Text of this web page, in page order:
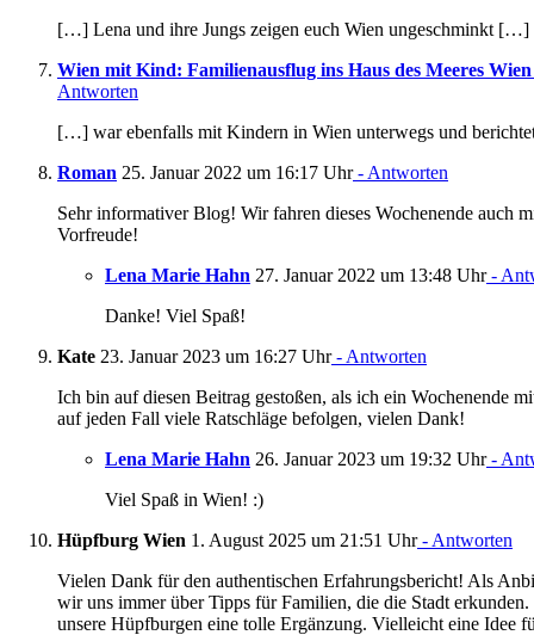
[…] Lena und ihre Jungs zeigen euch Wien ungeschminkt […]
Wien mit Kind: Familienausflug ins Haus des Meeres
Antworten
[…] war ebenfalls mit Kindern in Wien unterwegs und
Roman 25. Januar 2022 um 16:17 Uhr- Antworten
Sehr informativer Blog! Wir fahren dieses Wochenende auch
Vorfreude!
Lena Marie Hahn 27. Januar 2022 um 13:48 Uhr-
Danke! Viel Spaß!
Kate 23. Januar 2023 um 16:27 Uhr- Antworten
Ich bin auf diesen Beitrag gestoßen, als ich ein Wochenende
auf jeden Fall viele Ratschläge befolgen, vielen Dank!
Lena Marie Hahn 26. Januar 2023 um 19:32 Uhr-
Viel Spaß in Wien! :)
Hüpfburg Wien 1. August 2025 um 21:51 Uhr- Antworten
Vielen Dank für den authentischen Erfahrungsbericht! Als
wir uns immer über Tipps für Familien, die die Stadt
unsere Hüpfburgen eine tolle Ergänzung. Vielleicht eine Idee